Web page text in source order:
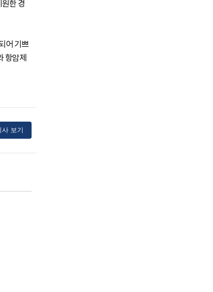
한 경
어 기쁘
항암제
사 보기